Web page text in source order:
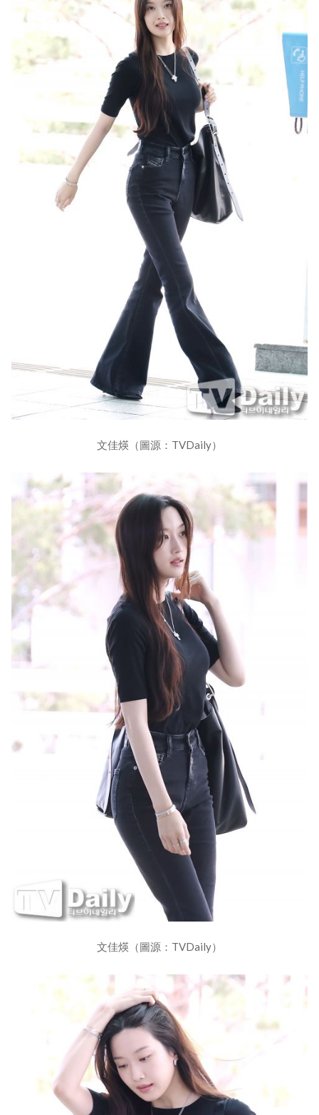
文佳煐（圖源：TVDaily）
文佳煐（圖源：TVDaily）